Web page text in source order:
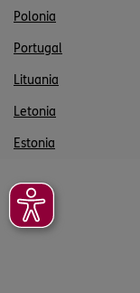
Polonia
Portugal
Lituania
Letonia
Estonia